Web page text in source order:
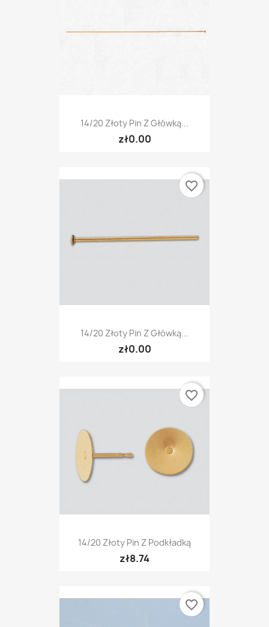
14/20 Złoty Pin Z Główką...
zł0.00
14/20 Złoty Pin Z Główką...
zł0.00
favorite_border
14/20 Złoty Pin Z Podkładką
zł8.74
favorite_border
favorite_border